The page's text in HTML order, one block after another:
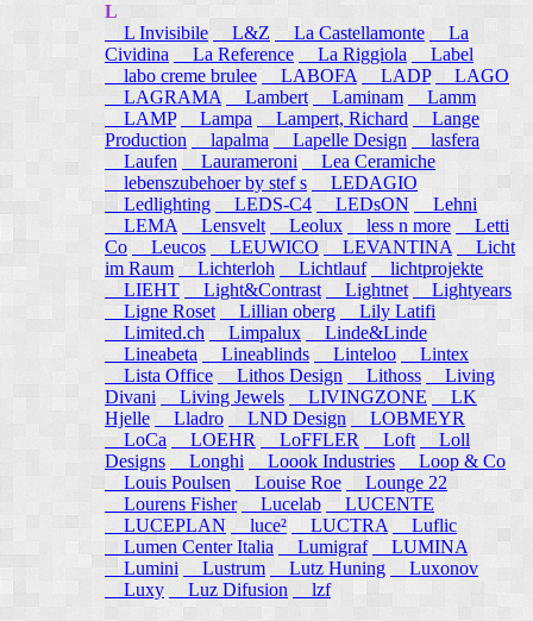
L
L Invisibile
L&Z La Castellamonte
La
Cividina
La Reference La Riggiola
Label
labo creme brulee
LABOFA LADP
LAGO
LAGRAMA
Lambert Laminam
Lamm
LAMP
Lampa Lampert, Richard
Lange
Production
lapalma Lapelle Design
lasfera
Laufen
Laurameroni
Lea Ceramiche
lebenszubehoer by stef s
LEDAGIO
Ledlighting
LEDS-C4 LEDsON
Lehni
LEMA
Lensvelt Leolux less n more
Letti
Co
Leucos LEUWICO LEVANTINA
Licht
im Raum
Lichterloh Lichtlauf lichtprojekte
LIEHT
Light&Contrast Lightnet
Lightyears
Ligne Roset
Lillian oberg
Lily Latifi
Limited.ch
Limpalux
Linde&Linde
Lineabeta
Lineablinds Linteloo
Lintex
Lista Office Lithos Design Lithoss
Living
Divani
Living Jewels LIVINGZONE
LK
Hjelle
Lladro LND Design
LOBMEYR
LoCa
LOEHR LoFFLER Loft
Loll
Designs
Longhi Loook Industries
Loop & Co
Louis Poulsen
Louise Roe
Lounge 22
Lourens Fisher
Lucelab
LUCENTE
LUCEPLAN
luce² LUCTRA
Luflic
Lumen Center Italia
Lumigraf
LUMINA
Lumini
Lustrum Lutz Huning
Luxonov
Luxy
Luz Difusion lzf